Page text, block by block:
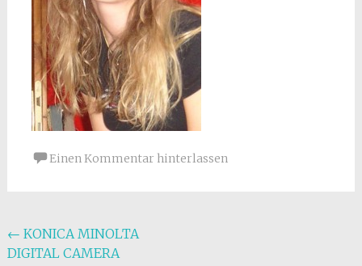
Einen Kommentar hinterlassen
Beitragsnavigation
← KONICA MINOLTA
DIGITAL CAMERA